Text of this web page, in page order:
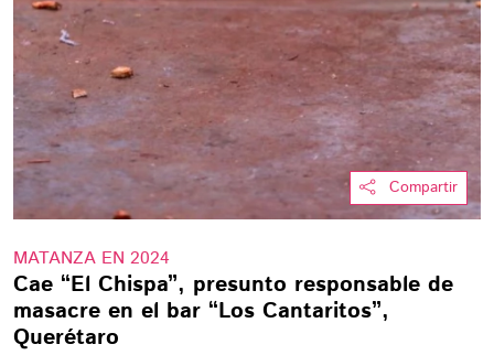
Compartir
MATANZA EN 2024
Cae “El Chispa”, presunto responsable de
masacre en el bar “Los Cantaritos”,
Querétaro